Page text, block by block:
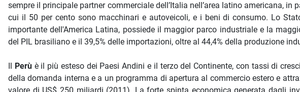
sempre il principale partner commerciale dell’Italia nell’area latino americana,
cui il 50 per cento sono macchinari e autoveicoli, e i beni di consumo. Lo
importante dell'America Latina, possiede il maggior parco industriale e la
del PIL brasiliano e il 39,5% delle importazioni, oltre al 44,4% della produzione
Il Perùè il più esteso dei Paesi Andini e il terzo del Continente, con tassi di
della domanda interna e a un programma di apertura al commercio estero e